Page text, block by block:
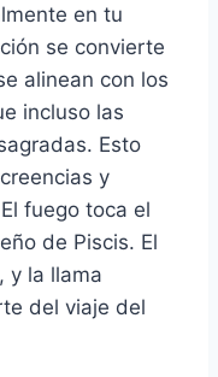
en tu
se convierte
alinean con los
incluso las
Esto
y
fuego toca el
de Piscis. El
y la llama
del viaje del